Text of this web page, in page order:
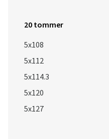
20 tommer
5x108
5x112
5x114.3
5x120
5x127